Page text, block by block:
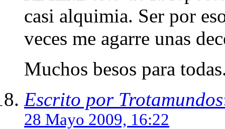
casi alquimia. Ser por
veces me agarre unas
Muchos besos para
Escrito por Trotamundos
28 Mayo 2009, 16:22